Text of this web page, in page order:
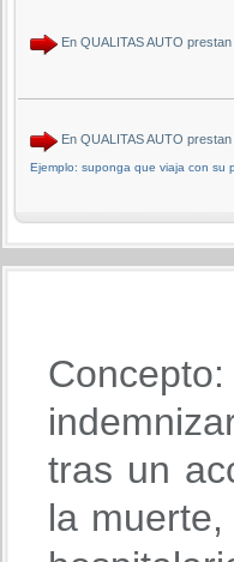
En QUALITAS AUTO
En QUALITAS AUTO
Ejemplo: suponga que viaja con su
tras un
la